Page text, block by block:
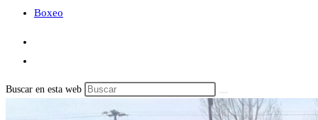
Boxeo
Buscar en esta web